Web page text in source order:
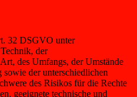
32 DSGVO unter
der
des Umfangs, der Umstände
der unterschiedlichen
des Risikos für die Rechte
geeignete technische und